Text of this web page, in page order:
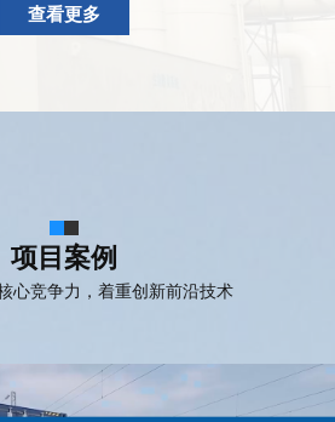
查看更多
项目案例
心竞争力，着重创新前沿技术